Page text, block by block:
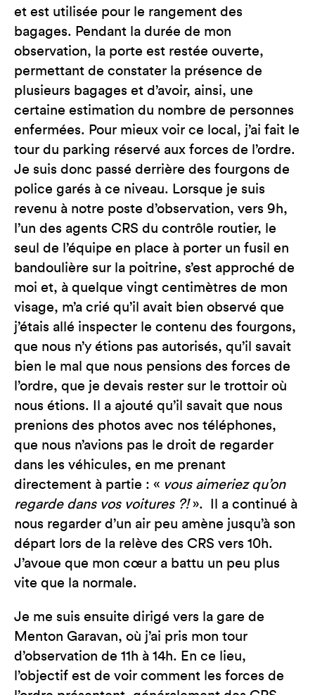
et est utilisée pour le rangement des
bagages. Pendant la durée de mon
observation, la porte est restée ouverte,
permettant de constater la présence de
plusieurs bagages et d’avoir, ainsi, une
certaine estimation du nombre de personnes
enfermées. Pour mieux voir ce local, j’ai fait le
tour du parking réservé aux forces de l’ordre.
Je suis donc passé derrière des fourgons de
police garés à ce niveau. Lorsque je suis
revenu à notre poste d’observation, vers 9h,
l’un des agents CRS du contrôle routier, le
seul de l’équipe en place à porter un fusil en
bandoulière sur la poitrine, s’est approché de
moi et, à quelque vingt centimètres de mon
visage, m’a crié qu’il avait bien observé que
j’étais allé inspecter le contenu des fourgons,
que nous n’y étions pas autorisés, qu’il savait
bien le mal que nous pensions des forces de
l’ordre, que je devais rester sur le trottoir où
nous étions. Il a ajouté qu’il savait que nous
prenions des photos avec nos téléphones,
que nous n’avions pas le droit de regarder
dans les véhicules, en me prenant
directement à partie : « vous aimeriez qu’on
regarde dans vos voitures ?!». Il a continué à
nous regarder d’un air peu amène jusqu’à son
départ lors de la relève des CRS vers 10h.
J’avoue que mon cœur a battu un peu plus
vite que la normale.
Je me suis ensuite dirigé vers la gare de
Menton Garavan, où j’ai pris mon tour
d’observation de 11h à 14h. En ce lieu,
l’objectif est de voir comment les forces de